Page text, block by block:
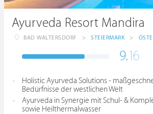
Ayurveda Resort Mandira
BAD WALTERSDORF > STEIERMARK >
9.16
Holistic Ayurveda Solutions -
Bedürfnisse der westlichen Welt
Ayurveda in Synergie mit Schul- &
sowie Heilthermalwasser